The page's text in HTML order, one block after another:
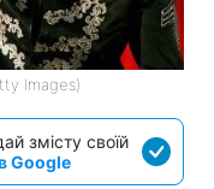
Images)
змісту своїй
Google